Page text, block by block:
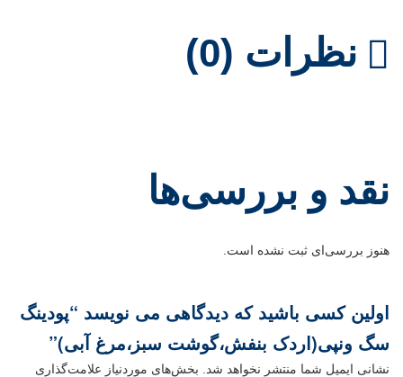
نظرات (0)
نقد و بررسی‌ها
هنوز بررسی‌ای ثبت نشده است.
اولین کسی باشید که دیدگاهی می نویسد “پودینگ
سگ ونپی(اردک بنفش،گوشت سبز،مرغ آبی)”
نشانی ایمیل شما منتشر نخواهد شد.
بخش‌های موردنیاز علامت‌گذاری